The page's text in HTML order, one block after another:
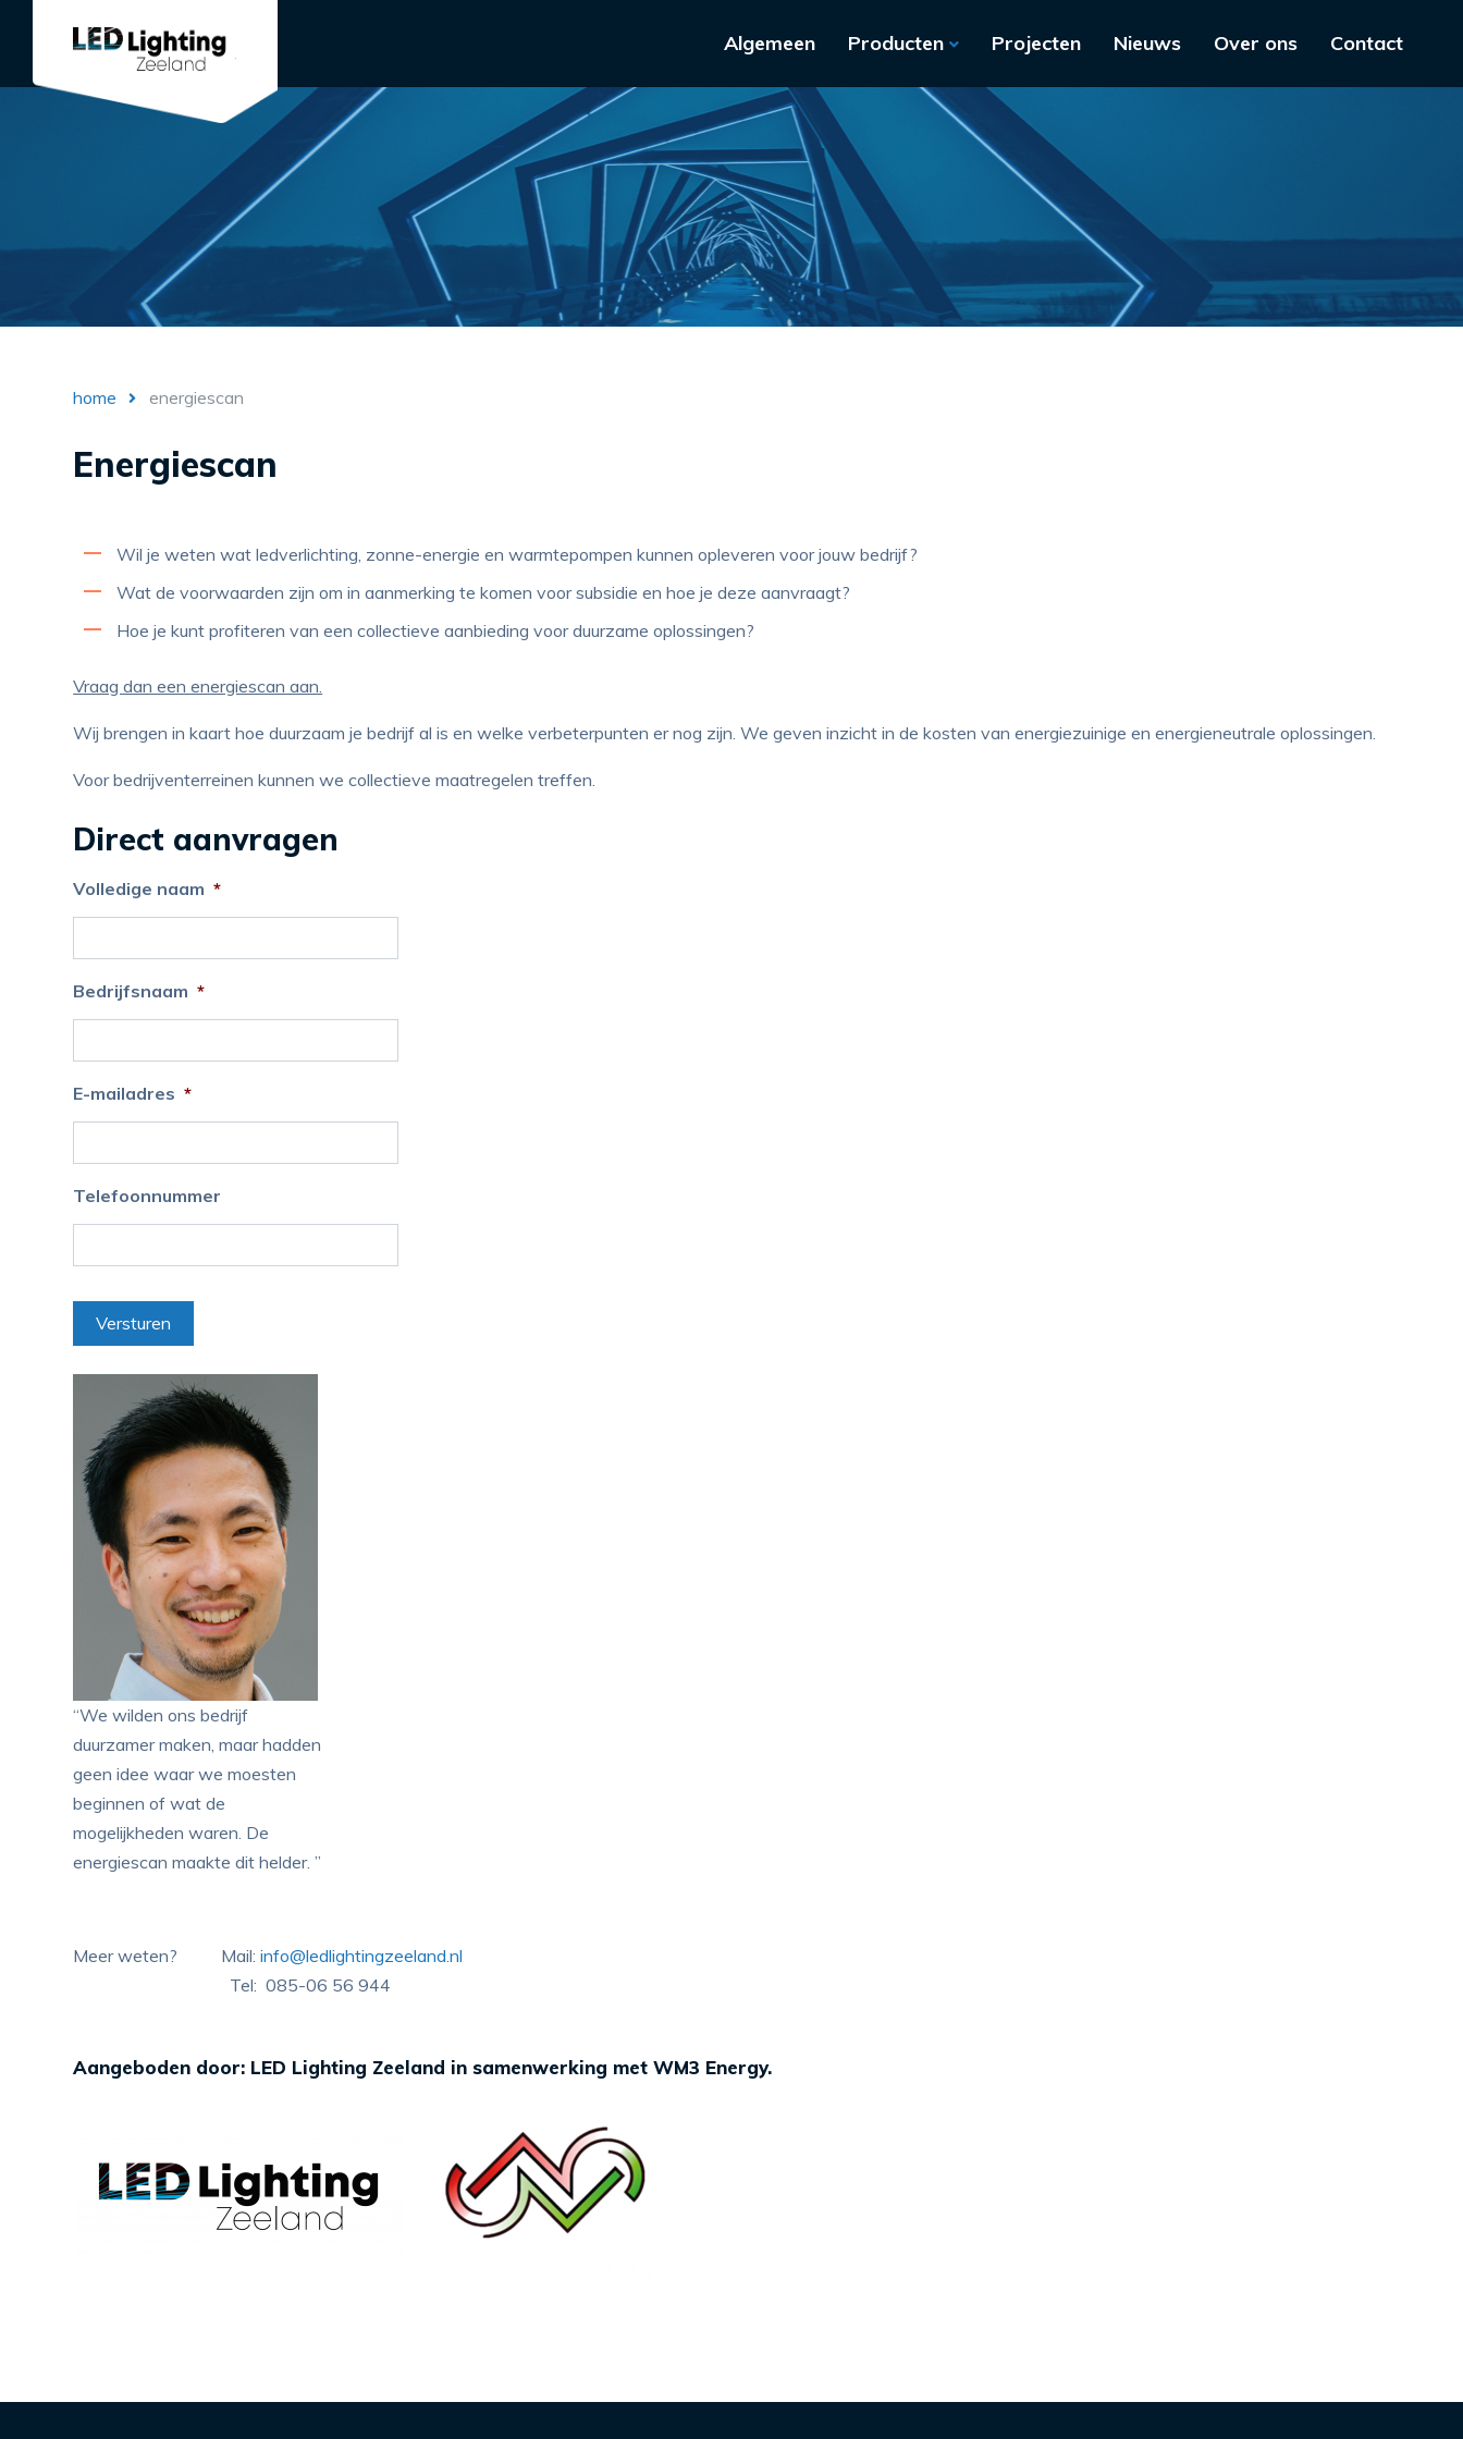
Algemeen Producten Projecten Nieuws Over ons Contact
home energiescan
Energiescan
Wil je weten wat ledverlichting, zonne-energie en warmtepompen kunnen opleveren voor jouw bedrijf?
Wat de voorwaarden zijn om in aanmerking te komen voor subsidie en hoe je deze aanvraagt?
Hoe je kunt profiteren van een collectieve aanbieding voor duurzame oplossingen?
Vraag dan een energiescan aan.
Wij brengen in kaart hoe duurzaam je bedrijf al is en welke verbeterpunten er nog zijn. We geven inzicht in de kosten van energiezuinige en energieneutrale oplossingen.
Voor bedrijventerreinen kunnen we collectieve maatregelen treffen.
Direct aanvragen
Volledige naam *
Bedrijfsnaam *
E-mailadres *
Telefoonnummer
Versturen
“We wilden ons bedrijf
duurzamer maken, maar hadden
geen idee waar we moesten
beginnen of wat de
mogelijkheden waren. De
energiescan maakte dit helder. ”
Meer weten? Mail:info@ledlightingzeeland.nl
Tel: 085-06 56 944
Aangeboden door: LED Lighting Zeeland in samenwerking met WM3 Energy.